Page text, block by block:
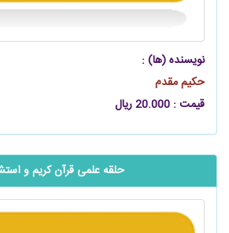
نویسنده (ها) :
حکیم مقدم
قیمت : 20.000 ریال
حلقه علمی قرآن کریم و